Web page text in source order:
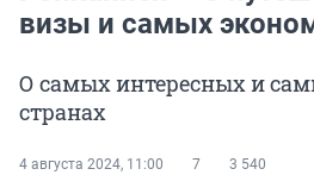
визы и самых
О самых интересных и
странах
4 августа 2024, 11:00 7 3 540